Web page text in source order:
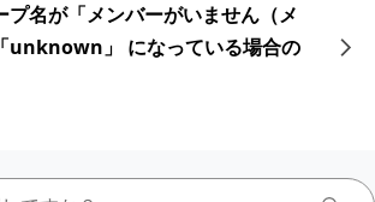
プ名が「メンバーがいません（メ
unknown」 になっている場合の